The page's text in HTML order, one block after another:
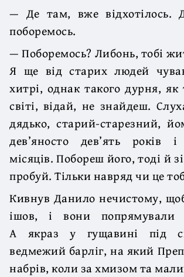
— Де там, вже відхотілось.
поборемось.
— Поборемось? Либонь, тобі
Я ще від старих людей
хитрі, однак такого дурня,
світі, відай, не знайдеш.
дядько, старий-старезний,
дев’яносто дев’ять років
місяців. Побореш його, тоді й
пробуй. Тільки навряд чи це
Кивнув Данило нечистому,
ішов, і вони попрямували
А якраз у гущавині під
ведмежий барліг, на який
набрів, коли за хмизом та